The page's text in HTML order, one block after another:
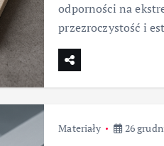
odporności na
przezroczystość i
Materiały 26